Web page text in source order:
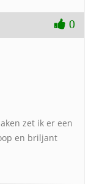
0
zet ik er een
en briljant